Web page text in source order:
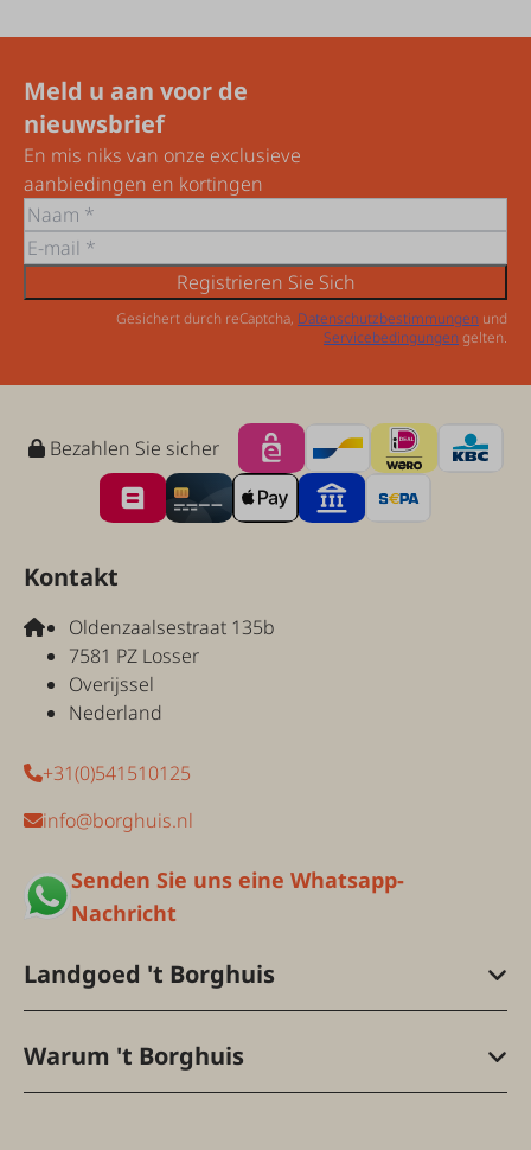
Meld u aan voor de
nieuwsbrief
En mis niks van onze exclusieve
aanbiedingen en kortingen
Registrieren Sie Sich
Gesichert durch reCaptcha, Datenschutzbestimmungen und
Servicebedingungen gelten.
Bezahlen Sie sicher
Kontakt
Oldenzaalsestraat 135b
7581 PZ Losser
Overijssel
Nederland
+31(0)541510125
info@borghuis.nl
Senden Sie uns eine Whatsapp-
Nachricht
Landgoed 't Borghuis
Warum 't Borghuis